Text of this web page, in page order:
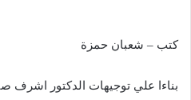
كتب – شعبان حمزة
بناءا علي توجيهات الدكتور اشرف